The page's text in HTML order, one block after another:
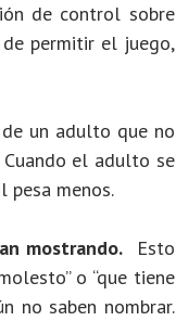
de control sobre
permitir el juego,
de un adulto que no
el adulto se
menos.
mostrando.
Esto
o “que tiene
no saben nombrar.